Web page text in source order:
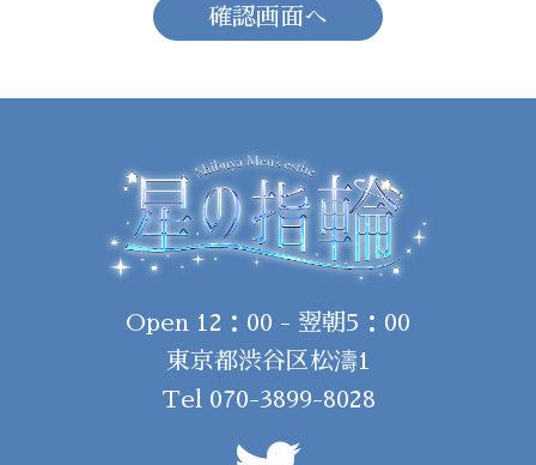
確認画面へ
Open 12：00 - 翌朝5：00
東京都渋谷区松濤1
Tel 070-3899-8028